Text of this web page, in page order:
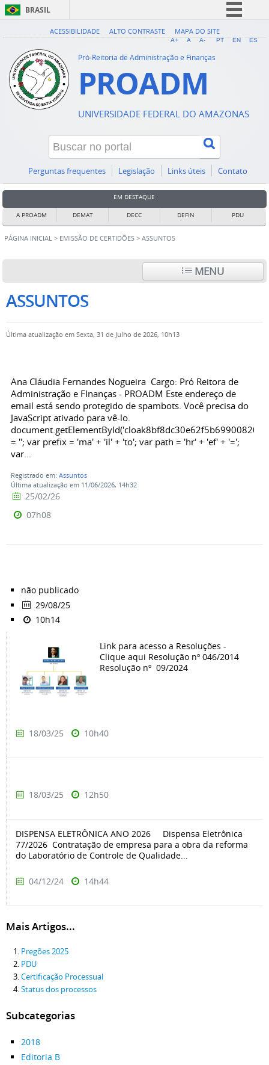
BRASIL
Simplifique!
Acesso à informação
ACESSIBILIDADE ALTO CONTRASTE MAPA DO SITE
A+ A A- PT EN ES
Pró-Reitoria de Administração e Finanças
PROADM
UNIVERSIDADE FEDERAL DO AMAZONAS
Perguntas frequentes Legislação Links úteis Contato
EM DESTAQUE
A PROADM DEMAT DECC DEFIN PDU
PÁGINA INICIAL > EMISSÃO DE CERTIDÕES > ASSUNTOS
MENU
ASSUNTOS
Última atualização em Sexta, 31 de Julho de 2026, 10h13
Ana Cláudia Fernandes Nogueira Cargo: Pró Reitora de
Administração e FInanças - PROADM Este endereço de
email está sendo protegido de spambots. Você precisa do
JavaScript ativado para vê-lo.
= ''; var prefix = 'ma' + 'il' + 'to'; var path = 'hr' + 'ef' + '=';
var...
Registrado em: Assuntos
Última atualização em 11/06/2026, 14h32
25/02/26
07h08
não publicado
29/08/25
10h14
Link para acesso a Resoluções -
Clique aqui Resolução nº 046/2014
Resolução nº 09/2024
18/03/25 10h40
18/03/25 12h50
DISPENSA ELETRÔNICA ANO 2026 Dispensa Eletrônica
77/2026 Contratação de empresa para a obra da reforma
do Laboratório de Controle de Qualidade...
04/12/24 14h44
Mais Artigos...
Pregões 2025
PDU
Certificação Processual
Status dos processos
Subcategorias
2018
Editoria B